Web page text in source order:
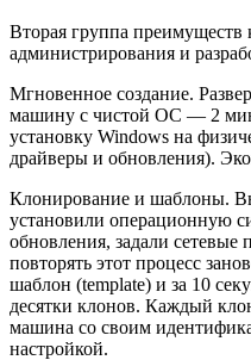
Вторая группа преимуществ
администрирования и
Мгновенное создание.
машину с чистой ОС — 2
установку Windows на
драйверы и обновления).
Клонирование и шаблоны.
установили операционную
обновления, задали
повторять этот процесс
шаблон (template) и за 10
десятки клонов. Каждый
машина со своим
настройкой.